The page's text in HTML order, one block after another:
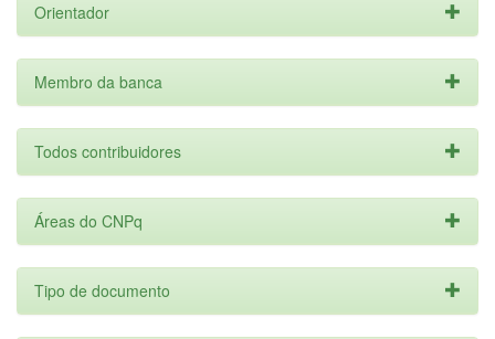
Orientador
Membro da banca
Todos contribuidores
Áreas do CNPq
Tipo de documento